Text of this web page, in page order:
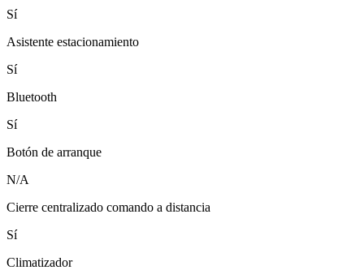
Sí
Asistente estacionamiento
Sí
Bluetooth
Sí
Botón de arranque
N/A
Cierre centralizado comando a distancia
Sí
Climatizador